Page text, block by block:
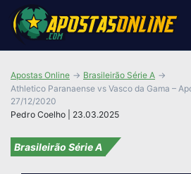
Pedro Coelho | 23.03.2025
Apostas Online
Brasileirão Série A
Athletico Paranaense vs Vasco da Gama –
27/12/2020
Brasileirão Série A